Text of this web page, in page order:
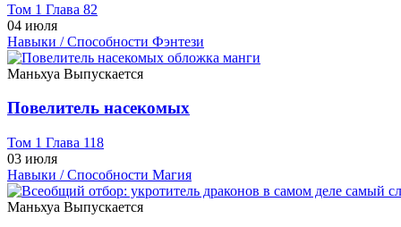
Том 1 Глава 82
04 июля
Навыки / Способности Фэнтези
Маньхуа Выпускается
Повелитель насекомых
Том 1 Глава 118
03 июля
Навыки / Способности Магия
Маньхуа Выпускается